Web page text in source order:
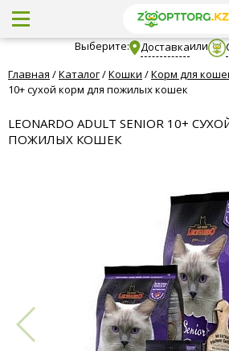
Выберите: Доставкаили
Главная /Каталог/Кошки /Корм для
10+ сухой корм для пожилых кошек
LEONARDO ADULT SENIOR 10+
ПОЖИЛЫХ КОШЕК